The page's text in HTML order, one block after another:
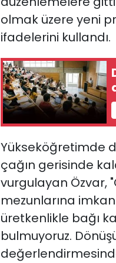
olmak üzere yeni
ifadelerini kullandı.
Yükseköğretimde
çağın gerisinde
vurgulayan Özvar,
mezunlarına
üretkenlikle bağı
bulmuyoruz.